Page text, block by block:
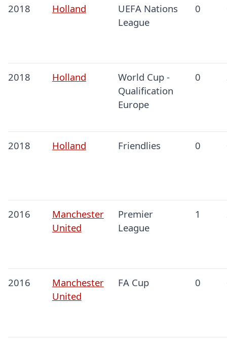
2018 Holland
UEFA Nations
League
0
2018 Holland
World Cup -
Qualification
Europe
0
2018 Holland Friendlies 0
2016
Manchester
United
Premier
League
1
2016
Manchester
United
FA Cup 0